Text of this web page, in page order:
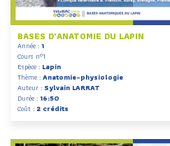
BASES D'ANATOMIE DU LAPIN
Année :1
Cours n°1
Espèce : Lapin
Thème :Anatomie-physiologie
Auteur :Sylvain LARRAT
Durée :16:50
Coût : 2 crédits